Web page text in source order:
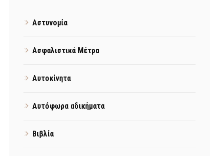
Αστυνομία
Ασφαλιστικά Μέτρα
Αυτοκίνητα
Αυτόφωρα αδικήματα
Βιβλία